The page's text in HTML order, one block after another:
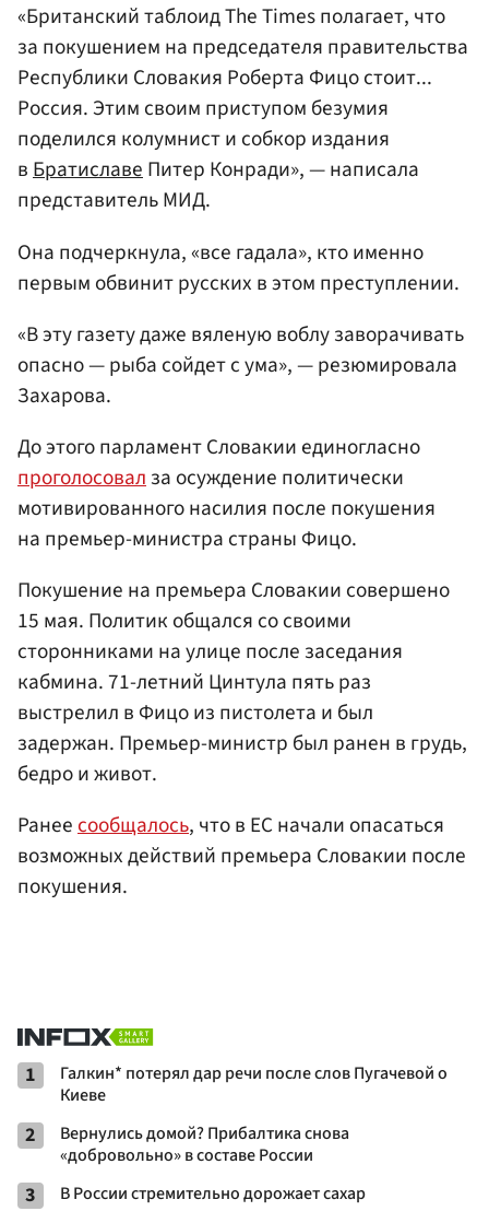
«Британский таблоид The Times полагает, что
за покушением на председателя правительства
Республики Словакия Роберта Фицо стоит...
Россия. Этим своим приступом безумия
поделился колумнист и собкор издания
вБратиславеПитер Конради», — написала
представитель МИД.
Она подчеркнула, «все гадала», кто именно
первым обвинит русских в этом преступлении.
«В эту газету даже вяленую воблу заворачивать
опасно — рыба сойдет с ума», — резюмировала
Захарова.
До этого парламент Словакии единогласно
проголосовалза осуждение политически
мотивированного насилия после покушения
на премьер-министра страны Фицо.
Покушение на премьера Словакии совершено
15 мая. Политик общался со своими
сторонниками на улице после заседания
кабмина. 71-летний Цинтула пять раз
выстрелил в Фицо из пистолета и был
задержан. Премьер-министр был ранен в грудь,
бедро и живот.
Ранеесообщалось, что в ЕС начали опасаться
возможных действий премьера Словакии после
покушения.
1
Галкин* потерял дар речи после слов Пугачевой о
Киеве
2
Вернулись домой? Прибалтика снова
«добровольно» в составе России
3 В России стремительно дорожает сахар